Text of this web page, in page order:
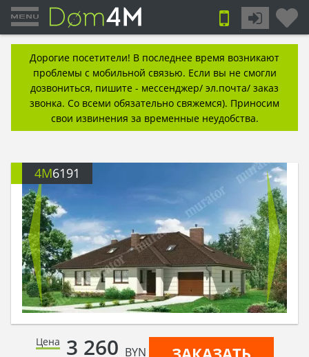
Дорогие посетители! В последнее время возникают
проблемы с мобильной связью. Если вы не смогли
дозвониться, пишите - мессенджер/ эл.почта/ заказ
звонка. Со всеми обязательно свяжемся). Приносим
свои извинения за временные неудобства.
4M6191
Цена 3 260 BYN